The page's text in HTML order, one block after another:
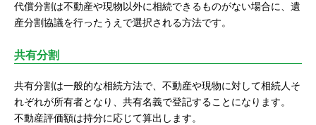
代償分割は不動産や現物以外に相続できるものがない場合に、遺
産分割協議を行ったうえで選択される方法です。
共有分割
共有分割は一般的な相続方法で、不動産や現物に対して相続人そ
れぞれが所有者となり、共有名義で登記することになります。
不動産評価額は持分に応じて算出します。